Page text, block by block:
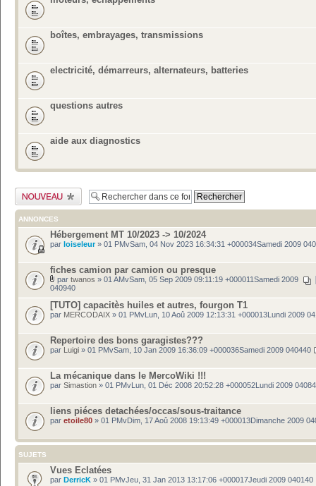
boîtes, embrayages, transmissions
electricité, démarreurs, alternateurs, batteries
questions autres
aide aux diagnostics
Publier un nouveau
sujet
ANNONCES
Hébergement MT 10/2023 -> 10/2024
par loiseleur» 01 PMvSam, 04 Nov 2023 16:34:31 +000034Samedi 2009
fiches camion par camion ou presque
par twanos » 01 AMvSam, 05 Sep 2009 09:11:19 +000011Samedi 2009
040940
[TUTO] capacitès huiles et autres, fourgon T1
par MERCODAIX » 01 PMvLun, 10 Aoû 2009 12:13:31 +000013Lundi 2009
Repertoire des bons garagistes???
par Luigi » 01 PMvSam, 10 Jan 2009 16:36:09 +000036Samedi 2009 040440
La mécanique dans le MercoWiki !!!
par Simastion » 01 PMvLun, 01 Déc 2008 20:52:28 +000052Lundi 2009
liens piéces detachées/occas/sous-traitance
par etoile80 » 01 PMvDim, 17 Aoû 2008 19:13:49 +000013Dimanche 2009
SUJETS
Vues Eclatées
par DerricK » 01 PMvJeu, 31 Jan 2013 13:17:06 +000017Jeudi 2009 040140